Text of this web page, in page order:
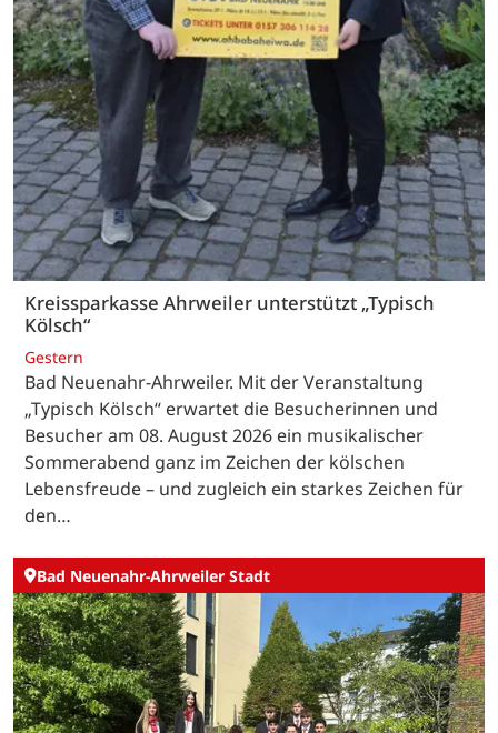
Kreissparkasse Ahrweiler unterstützt „Typisch
Kölsch“
Gestern
Bad Neuenahr-Ahrweiler. Mit der Veranstaltung
„Typisch Kölsch“ erwartet die Besucherinnen und
Besucher am 08. August 2026 ein musikalischer
Sommerabend ganz im Zeichen der kölschen
Lebensfreude – und zugleich ein starkes Zeichen für
den…
Bad Neuenahr-Ahrweiler Stadt